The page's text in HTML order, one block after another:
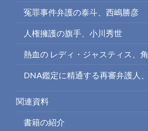
冤罪事件弁護の泰斗、西嶋勝彦
人権擁護の旗手、小川秀世
熱血の レディ・ジャスティス、
DNA鑑定に精通する再審弁護人
関連資料
書籍の紹介